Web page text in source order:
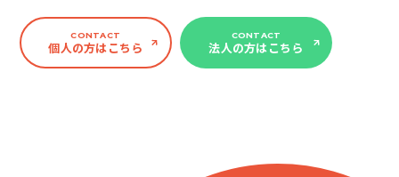
CONTACT
個人の方はこちら
CONTACT
法人の方はこちら